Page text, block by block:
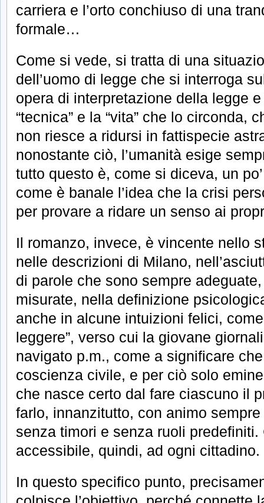
carriera e l’orto conchiuso di una
formale…
Come si vede, si tratta di una
dell’uomo di legge che si interroga
opera di interpretazione della legge
“tecnica” e la “vita” che lo circonda,
non riesce a ridursi in fattispecie
nonostante ciò, l’umanità esige
tutto questo è, come si diceva, un
come è banale l’idea che la crisi
per provare a ridare un senso ai
Il romanzo, invece, è vincente nello
nelle descrizioni di Milano,
di parole che sono sempre
misurate, nella definizione
anche in alcune intuizioni felici,
leggere”, verso cui la giovane
navigato p.m., come a significare
coscienza civile, e per ciò solo
che nasce certo dal fare ciascuno il
farlo, innanzitutto, con animo
senza timori e senza ruoli
accessibile, quindi, ad ogni cittadino.
In questo specifico punto,